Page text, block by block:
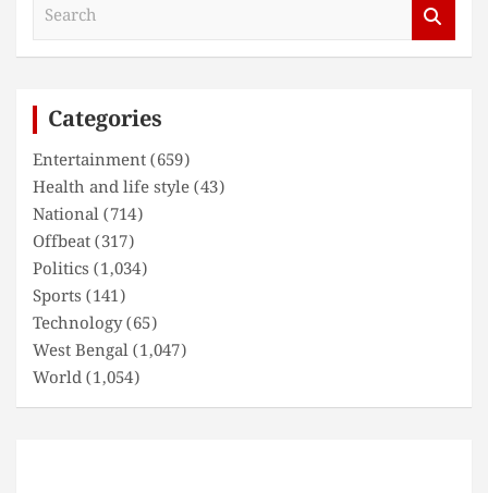
Categories
Entertainment(659)
Health and life style(43)
National(714)
Offbeat(317)
Politics (1,034)
Sports (141)
Technology(65)
West Bengal(1,047)
World(1,054)